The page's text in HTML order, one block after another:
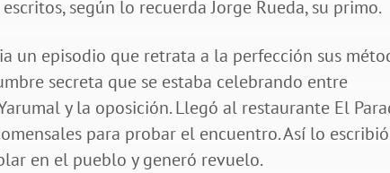
según lo recuerda Jorge Rueda, su primo.
un episodio que retrata a la perfección sus
secreta que se estaba celebrando entre
y la oposición. Llegó al restaurante El
para probar el encuentro. Así lo
en el pueblo y generó revuelo.